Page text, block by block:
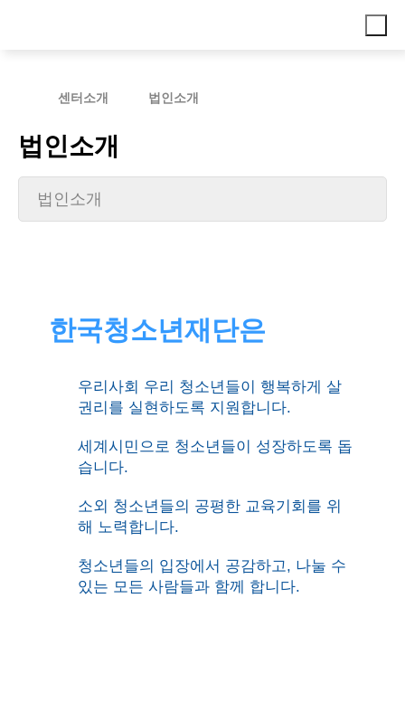
센터소개 법인소개
법인소개
법인소개
한국청소년재단은
우리사회 우리 청소년들이 행복하게 살
권리를 실현하도록 지원합니다.
세계시민으로 청소년들이 성장하도록 돕
습니다.
소외 청소년들의 공평한 교육기회를 위
해 노력합니다.
청소년들의 입장에서 공감하고, 나눌 수
있는 모든 사람들과 함께 합니다.